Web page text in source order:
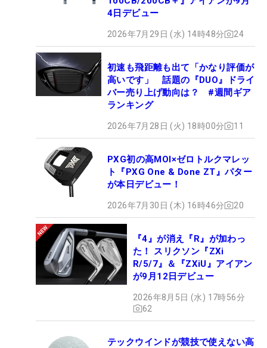
4日デビュー
2026年7月29日 (水) 14時48分 24
初速も飛距離も出て「かなり評価が
高いです」 話題の『DUO』ドライ
バー売り上げ動向は？ #週間ギア
ランキング
2026年7月28日 (火) 18時00分 11
PXG初の高MOI×ゼロトルクマレッ
ト『PXG One & Done ZT』パター
が本日デビュー！
2026年7月30日 (木) 16時46分 20
『4』が消え『R』が加わっ
た！ スリクソン『ZXi
R/5/7』＆『ZXiU』アイアン
が9月12日デビュー
2026年8月5日 (水) 17時56分
62
テックウインドが競技で使えない高